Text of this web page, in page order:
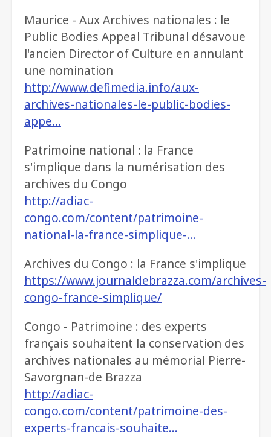
Maurice - Aux Archives nationales : le
Public Bodies Appeal Tribunal désavoue
l'ancien Director of Culture en annulant
une nomination
http://www.defimedia.info/aux-
archives-nationales-le-public-bodies-
appe…
Patrimoine national : la France
s'implique dans la numérisation des
archives du Congo
http://adiac-
congo.com/content/patrimoine-
national-la-france-simplique-…
Archives du Congo : la France s'implique
https://www.journaldebrazza.com/archives-
congo-france-simplique/
Congo - Patrimoine : des experts
français souhaitent la conservation des
archives nationales au mémorial Pierre-
Savorgnan-de Brazza
http://adiac-
congo.com/content/patrimoine-des-
experts-francais-souhaite…